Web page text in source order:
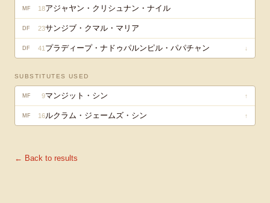
MF 18アジャヤン・クリシュナン・ナイル
DF 23サンジブ・クマル・マリア
DF 41 プラディープ・ナドゥパルンピル・パパチャン ↓
SUBSTITUTES USED
MF 9マンジット・シン ↑
MF 16ルクラム・ジェームズ・シン ↑
← Back to results